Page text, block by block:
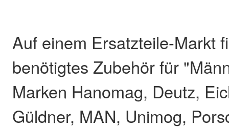
Auf einem Ersatzteile-Markt
benötigtes Zubehör für
Marken Hanomag, Deutz,
Güldner, MAN, Unimog,